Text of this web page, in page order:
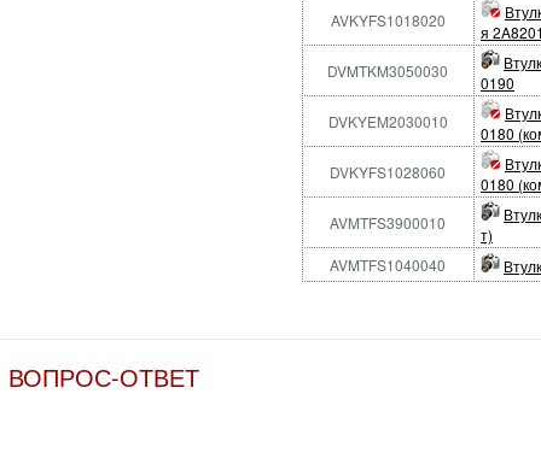
AVKYFS1018020
я
DVMTKM3050030
0190
DVKYEM2030010
0180
DVKYFS1028060
0180
AVMTFS3900010
т)
AVMTFS1040040
ВОПРОС-ОТВЕТ